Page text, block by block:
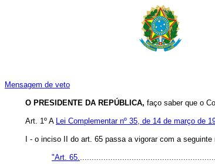
Mensagem de veto
O PRESIDENTE DA REPÚBLICA, faço saber que o
Art. 1º A Lei Complementar nº 35, de 14 de março de
I - o inciso II do art. 65 passa a vigorar com a
"Art. 65.